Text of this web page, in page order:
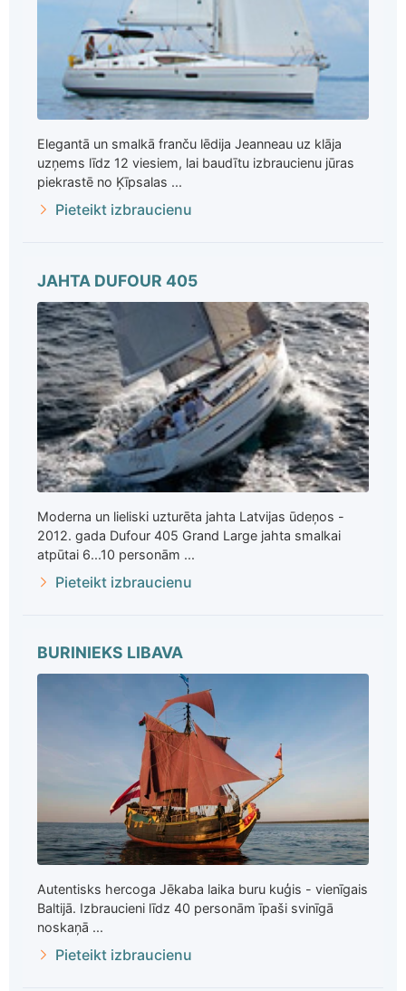
Elegantā un smalkā franču lēdija Jeanneau uz klāja
uzņems līdz 12 viesiem, lai baudītu izbraucienu jūras
piekrastē no Ķīpsalas ...
Pieteikt izbraucienu
JAHTA DUFOUR 405
Moderna un lieliski uzturēta jahta Latvijas ūdeņos -
2012. gada Dufour 405 Grand Large jahta smalkai
atpūtai 6...10 personām ...
Pieteikt izbraucienu
BURINIEKS LIBAVA
Autentisks hercoga Jēkaba laika buru kuģis - vienīgais
Baltijā. Izbraucieni līdz 40 personām īpaši svinīgā
noskaņā ...
Pieteikt izbraucienu